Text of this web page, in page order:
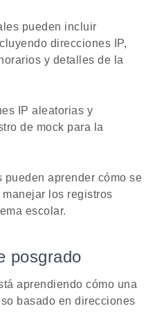
pueden incluir
direcciones IP,
y detalles de la
IP aleatorias y
de mock para la
pueden aprender cómo se
los registros
escolar.
posgrado
aprendiendo cómo una
basado en direcciones